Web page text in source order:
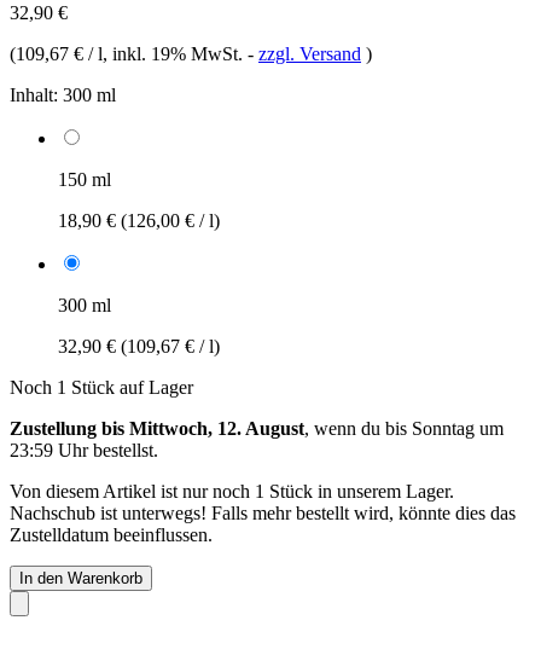
32,90 €
(109,67 € / l, inkl. 19% MwSt. - zzgl. Versand )
Inhalt: 300 ml
150 ml
18,90 € (126,00 € / l)
300 ml
32,90 € (109,67 € / l)
Noch 1 Stück auf Lager
Zustellung bis Mittwoch, 12. August, wenn du bis Sonntag um
23:59 Uhrbestellst.
Von diesem Artikel ist nur noch 1 Stück in unserem Lager.
Nachschub ist unterwegs! Falls mehr bestellt wird, könnte dies das
Zustelldatum beeinflussen.
In den Warenkorb